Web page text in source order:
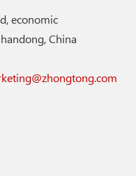
economic
China